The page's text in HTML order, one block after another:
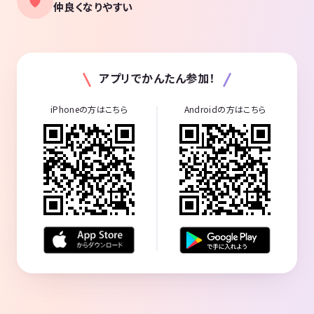
仲良くなりやすい
アプリでかんたん参加！
iPhoneの方はこちら Androidの方はこちら